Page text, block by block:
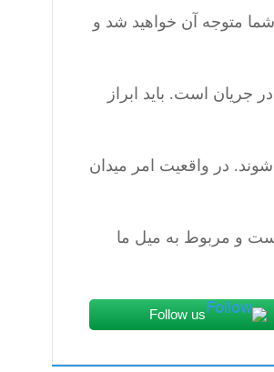
شما متوجه آن خواهید شد و
جریان است. باید ابراز
شوند. در واقعیت امر میدان
و مربوط به میل ما
Follow us